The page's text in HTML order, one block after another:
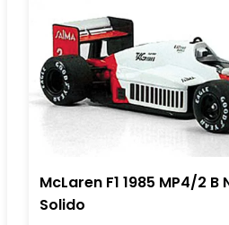
McLaren F1 1985 MP4/2 B
Solido